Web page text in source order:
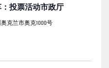
投票活动市政厅
克兰市奥克1000号